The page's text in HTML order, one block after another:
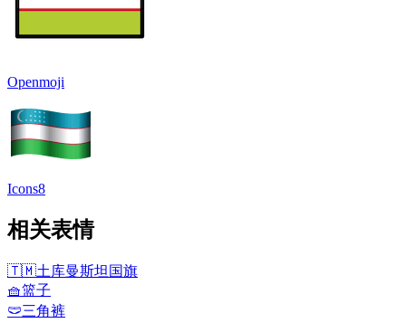
Openmoji
Icons8
相关表情
🇹🇲土库曼斯坦国旗
🧺篮子
🩲三角裤